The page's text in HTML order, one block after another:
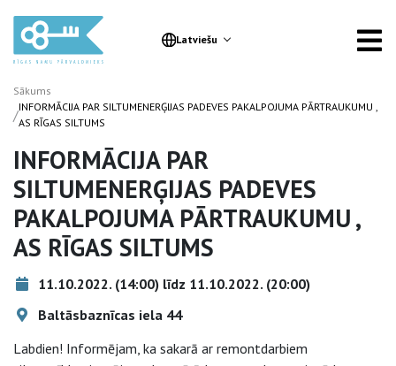
Latviešu
Sākums
/INFORMĀCIJA PAR SILTUMENERĢIJAS PADEVES PAKALPOJUMA PĀRTRAUKUMU ,
AS RĪGAS SILTUMS
INFORMĀCIJA PAR
SILTUMENERĢIJAS PADEVES
PAKALPOJUMA PĀRTRAUKUMU ,
AS RĪGAS SILTUMS
11.10.2022. (14:00) līdz 11.10.2022. (20:00)
Baltāsbaznīcas iela 44
Labdien! Informējam, ka sakarā ar remontdarbiem